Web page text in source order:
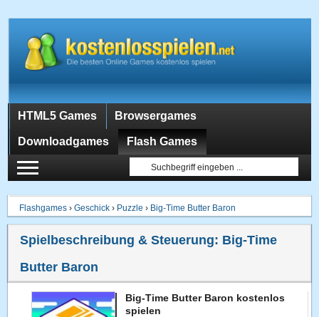
HTML5 Games Browsergames
Downloadgames Flash Games
Flashgames ›Geschick › Puzzle › Big-Time Butter Baron
Spielbeschreibung & Steuerung: Big-Time
Butter Baron
Big-Time Butter Baron kostenlos
spielen